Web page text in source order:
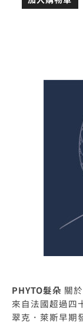
PHYTO髮朵 關
來自法國超過四
翠克．萊斯早期